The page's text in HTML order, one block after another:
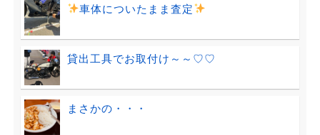
車体についたまま査定
貸出工具でお取付け～～♡♡
まさかの・・・